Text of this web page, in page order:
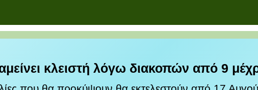
κλειστή λόγω διακοπών από 9